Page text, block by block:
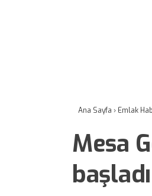
Ana Sayfa › Emlak
Mesa
başladı